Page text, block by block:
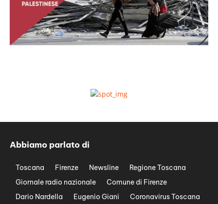
Abbiamo parlato di
Toscana Firenze Newsline
Regione Toscana
Giornale radio nazionale
Comune di Firenze
Dario Nardella
Eugenio Giani
Coronavirus Toscana